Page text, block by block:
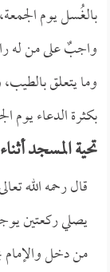
بالغُسل يوم
واجبٌ على من له
وما يتعلق
بكثرة الدعاء يوم
تحية المسجد
قال رحمه الله
يصلي ركعتين
من دخل